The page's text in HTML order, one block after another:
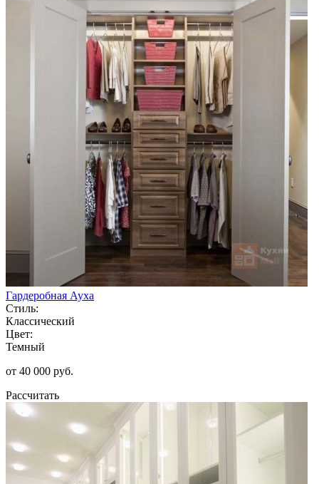
Гардеробная Ауха
Стиль:
Классический
Цвет:
Темный
от 40 000 руб.
Рассчитать